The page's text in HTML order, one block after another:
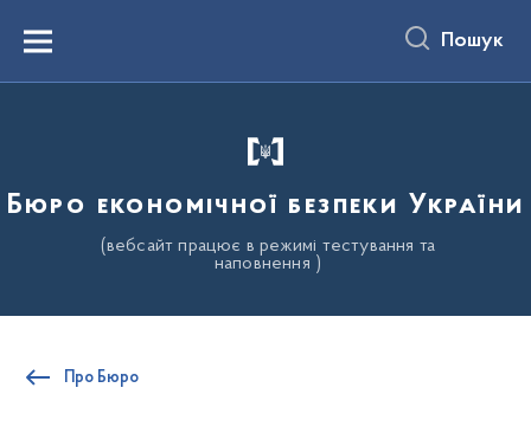
вмістуMenu Пошук
Бюро економічної безпеки України
(вебсайт працює в режимі тестування та
наповнення )
Про Бюро